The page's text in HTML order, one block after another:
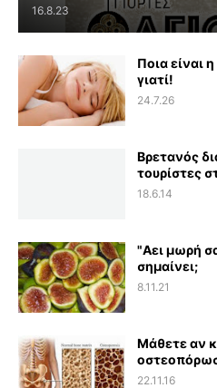
16.8.23
Ποια είναι
γιατί!
24.7.26
Βρετανός
τουρίστες
18.6.14
"Αει μωρή
σημαίνει;
8.11.21
Μάθετε αν
22.11.16